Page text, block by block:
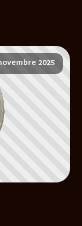
2025